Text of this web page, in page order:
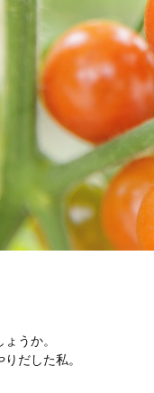
うか。
だした私。